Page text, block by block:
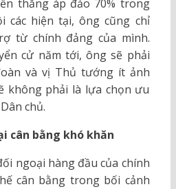
thắng áp đảo 70% trong
các hiện tại, ông cũng chỉ
từ chính đảng của mình.
cử năm tới, ông sẽ phải
và vị Thủ tướng ít ảnh
không phải là lựa chọn ưu
chủ.
cân bằng khó khăn
ngoại hàng đầu của chính
cân bằng trong bối cảnh